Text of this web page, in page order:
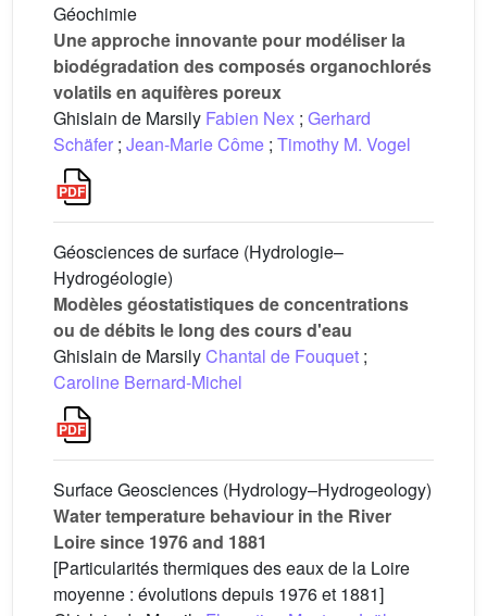
Géochimie
Une approche innovante pour modéliser la
biodégradation des composés organochlorés
volatils en aquifères poreux
Ghislain de Marsily Fabien Nex ; Gerhard
Schäfer ; Jean-Marie Côme ; Timothy M. Vogel
Géosciences de surface (Hydrologie–
Hydrogéologie)
Modèles géostatistiques de concentrations
ou de débits le long des cours d'eau
Ghislain de MarsilyChantal de Fouquet ;
Caroline Bernard-Michel
Surface Geosciences (Hydrology–Hydrogeology)
Water temperature behaviour in the River
Loire since 1976 and 1881
[Particularités thermiques des eaux de la Loire
moyenne : évolutions depuis 1976 et 1881]